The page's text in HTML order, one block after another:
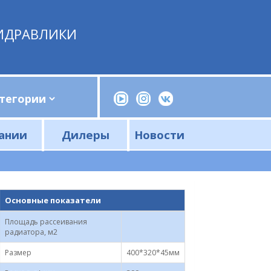
Дилеры Новости
Основные показатели
Площадь рассеивания
радиатора, м2
Размер
400*320*45мм